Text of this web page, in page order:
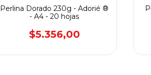
Perlina Dorado 230g - Adorié ®
- A4 - 20 hojas
$5.356,00